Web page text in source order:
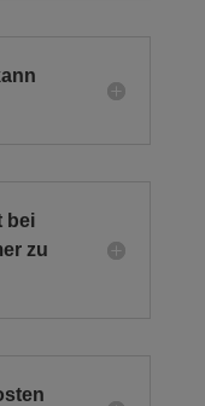
bei
zu